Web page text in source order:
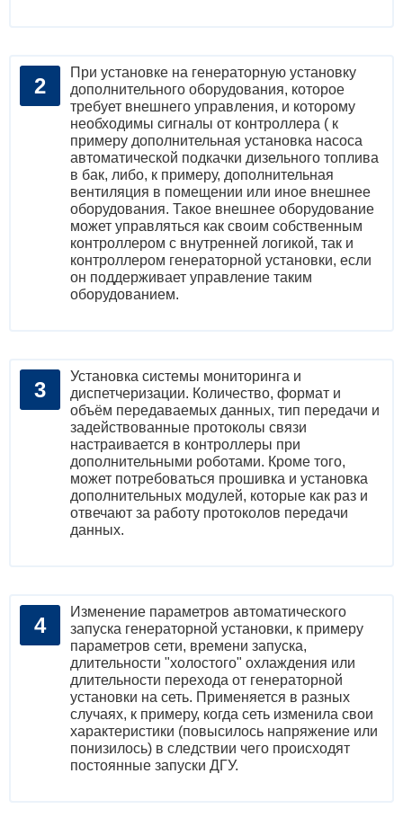
При установке на генераторную установку
дополнительного оборудования, которое
требует внешнего управления, и которому
необходимы сигналы от контроллера ( к
примеру дополнительная установка насоса
автоматической подкачки дизельного топлива
в бак, либо, к примеру, дополнительная
вентиляция в помещении или иное внешнее
оборудования. Такое внешнее оборудование
может управляться как своим собственным
контроллером с внутренней логикой, так и
контроллером генераторной установки, если
он поддерживает управление таким
оборудованием.
Установка системы мониторинга и
диспетчеризации. Количество, формат и
объём передаваемых данных, тип передачи и
задействованные протоколы связи
настраивается в контроллеры при
дополнительными роботами. Кроме того,
может потребоваться прошивка и установка
дополнительных модулей, которые как раз и
отвечают за работу протоколов передачи
данных.
Изменение параметров автоматического
запуска генераторной установки, к примеру
параметров сети, времени запуска,
длительности "холостого" охлаждения или
длительности перехода от генераторной
установки на сеть. Применяется в разных
случаях, к примеру, когда сеть изменила свои
характеристики (повысилось напряжение или
понизилось) в следствии чего происходят
постоянные запуски ДГУ.